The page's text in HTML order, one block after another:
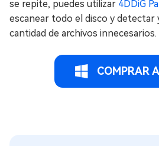
se repite, puedes utilizar 4DDiG
escanear todo el disco y detectar
cantidad de archivos innecesarios.
COMPRAR